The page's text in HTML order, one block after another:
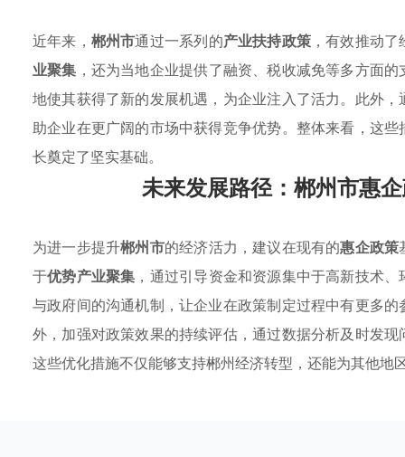
近年来， 郴州市通过一系列的产业扶持政策，有效推动了
业聚集 ，还为当地企业提供了融资、税收减免等多方面
地使其获得了新的发展机遇，为企业注入了活力。此外
助企业在更广阔的市场中获得竞争优势。整体来看，这
长奠定了坚实基础。
未来发展路径：郴州市惠
为进一步提升郴州市的经济活力，建议在现有的惠企政策
于优势产业聚集 ，通过引导资金和资源集中于高新技术
与政府间的沟通机制，让企业在政策制定过程中有更多
外，加强对政策效果的持续评估，通过数据分析及时发
这些优化措施不仅能够支持郴州经济转型，还能为其他地